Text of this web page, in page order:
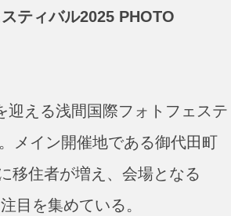
ティバル2025 PHOTO
迎える浅間国際フォトフェステ
メイン開催地である御代田町
移住者が増え、会場となる
目を集めている。